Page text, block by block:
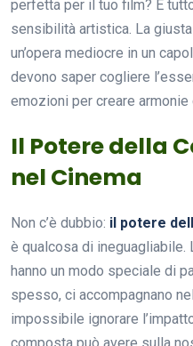
perfetta per il tuo film? È
sensibilità artistica. La giusta
un’opera mediocre in un
devono saper cogliere
emozioni per creare
Il Potere della
nel Cinema
Non c’è dubbio: il potere
è qualcosa di ineguagliabile.
hanno un modo speciale di
spesso, ci accompagnano
impossibile ignorare